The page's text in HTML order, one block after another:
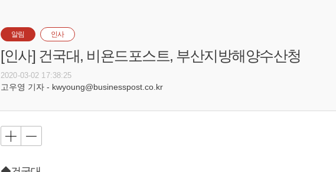
알림 인사
[인사] 건국대, 비욘드포스트, 부산지방해양수산청
2020-03-02 17:38:25
고우영 기자 - kwyoung@businesspost.co.kr